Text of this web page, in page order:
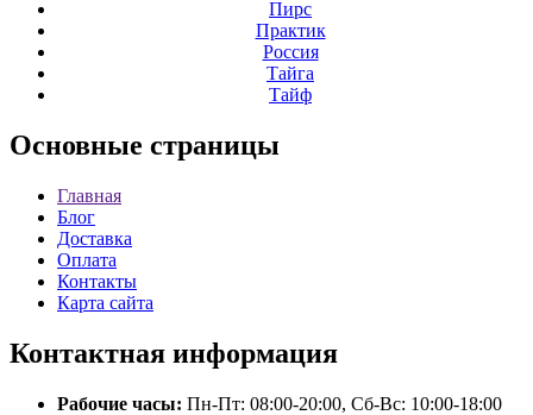
Пирс
Практик
Россия
Тайга
Тайф
Основные страницы
Главная
Блог
Доставка
Оплата
Контакты
Карта сайта
Контактная информация
Рабочие часы: Пн-Пт: 08:00-20:00, Сб-Вс: 10:00-18:00